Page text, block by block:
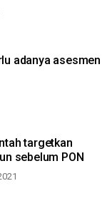
adanya asesmen
targetkan
sebelum PON